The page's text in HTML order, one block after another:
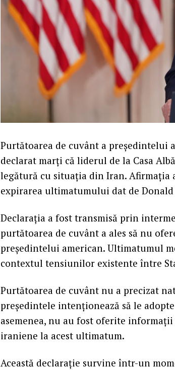
Purtătoarea de cuvânt a președintelui
declarat marți că liderul de la Casa
legătură cu situația din Iran. Afirmația
expirarea ultimatumului dat de
Declarația a fost transmisă prin
purtătoarea de cuvânt a ales să nu
președintelui american. Ultimatumul
contextul tensiunilor existente între
Purtătoarea de cuvânt nu a precizat
președintele intenționează să le
asemenea, nu au fost oferite
iraniene la acest ultimatum.
Această declarație survine într-un